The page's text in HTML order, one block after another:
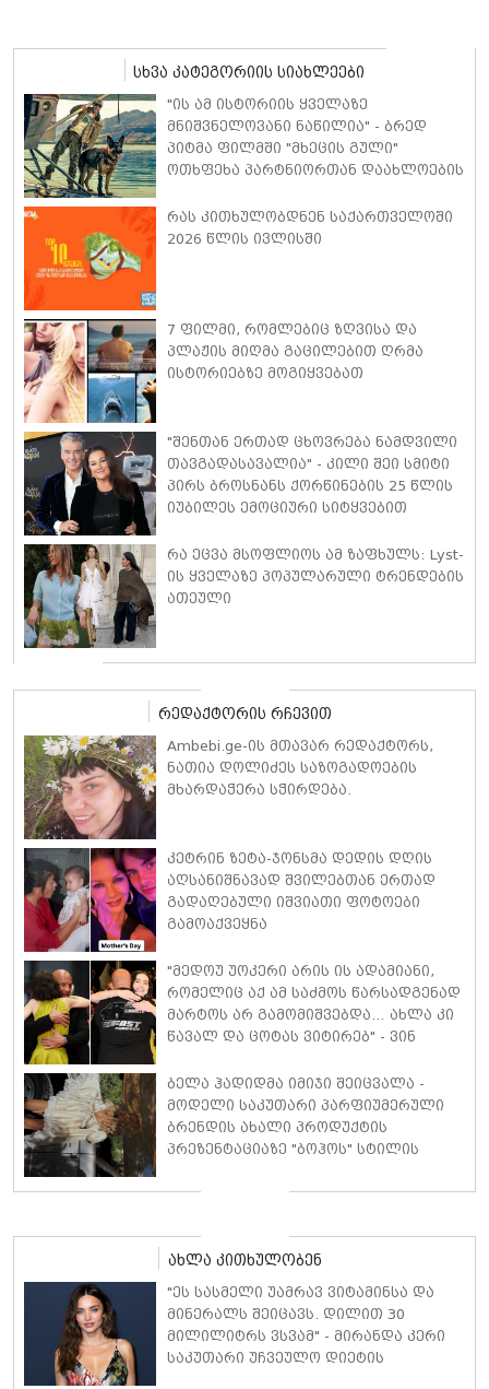
სხვა კატეგორიის სიახლეები
"ის ამ ისტორიის ყველაზე
მნიშვნელოვანი ნაწილია" - ბრედ
პიტმა ფილმში "მხეცის გული"
ოთხფეხა პარტნიორთან დაახლოების
ისაუბრა
რას კითხულობდნენ საქართველოში
2026 წლის ივლისში
7 ფილმი, რომლებიც ზღვისა და
პლაჟის მიღმა გაცილებით ღრმა
ისტორიებზე მოგიყვებათ
"შენთან ერთად ცხოვრება ნამდვილი
თავგადასავალია" - კილი შეი სმიტი
პირს ბროსნანს ქორწინების 25 წლის
იუბილეს ემოციური სიტყვებით
რა ეცვა მსოფლიოს ამ ზაფხულს: Lyst-
ის ყველაზე პოპულარული ტრენდების
ათეული
რედაქტორის რჩევით
Ambebi.ge-ის მთავარ რედაქტორს,
ნათია დოლიძეს საზოგადოების
მხარდაჭერა სჭირდება.
კეტრინ ზეტა-ჯონსმა დედის დღის
აღსანიშნავად შვილებთან ერთად
გადაღებული იშვიათი ფოტოები
გამოაქვეყნა
"მედოუ უოკერი არის ის ადამიანი,
რომელიც აქ ამ საძმოს წარსადგენად
მარტოს არ გამომიშვებდა… ახლა კი
წავალ და ცოტას ვიტირებ" - ვინ
პოლ უოკერის ქალიშვილს ემოციური
სიტყვებით მიმართავს
ბელა ჰადიდმა იმიჯი შეიცვალა -
მოდელი საკუთარი პარფიუმერული
ბრენდის ახალი პროდუქტის
პრეზენტაციაზე "ბოჰოს" სტილის
მინიკაბით გამოჩნდა
ახლა კითხულობენ
"ეს სასმელი უამრავ ვიტამინსა და
მინერალს შეიცავს. დილით 30
მილილიტრს ვსვამ" - მირანდა კერი
საკუთარი უჩვეულო დიეტის